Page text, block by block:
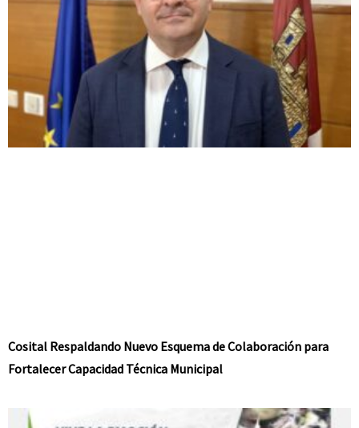
Cosital Respaldando Nuevo Esquema de Colaboración para
Fortalecer Capacidad Técnica Municipal